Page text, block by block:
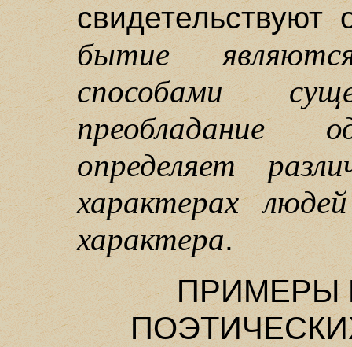
бытие
способами
преобладание
определяет
характерах
характера.
ПРИМЕРЫ